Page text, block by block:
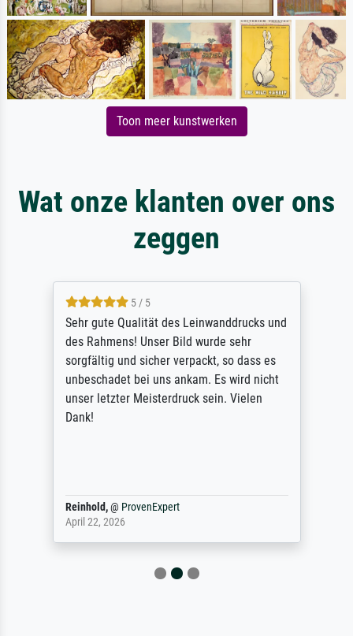
Toon meer kunstwerken
Wat onze klanten over ons
zeggen
5 / 5
Sehr gute Qualität des Leinwanddrucks und
des Rahmens! Unser Bild wurde sehr
sorgfältig und sicher verpackt, so dass es
unbeschadet bei uns ankam. Es wird nicht
unser letzter Meisterdruck sein. Vielen
Dank!
Reinhold,@ ProvenExpert
April 22, 2026